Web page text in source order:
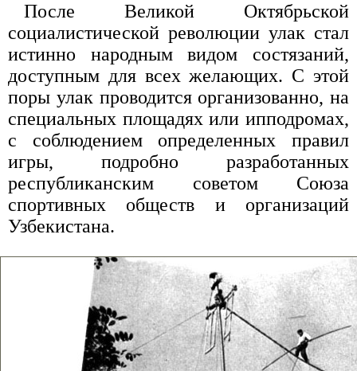
После Великой Октябрьской
социалистической революции улак стал
истинно народным видом состязаний,
доступным для всех желающих. С этой
поры улак проводится организованно, на
специальных площадях или ипподромах,
с соблюдением определенных правил
игры, подробно разработанных
республиканским советом Союза
спортивных обществ и организаций
Узбекистана.